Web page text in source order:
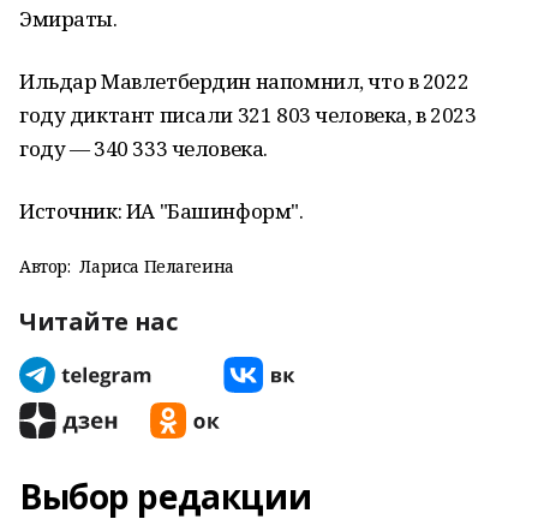
Эмираты.
Ильдар Мавлетбердин напомнил, что в 2022
году диктант писали 321 803 человека, в 2023
году — 340 333 человека.
Источник: ИА "Башинформ".
Автор: Лариса Пелагеина
Читайте нас
Выбор редакции